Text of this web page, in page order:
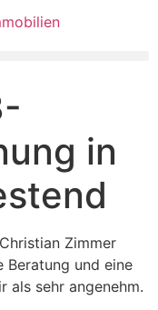
in
Zimmer
Beratung und eine
als sehr angenehm.